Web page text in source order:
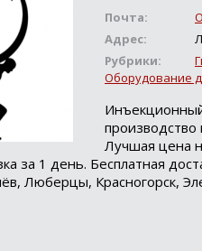
Почта:
Адрес:
Рубрики:
Оборудование
производство
Лучшая цена
за 1 день. Бесплатная
Люберцы, Красногорск,